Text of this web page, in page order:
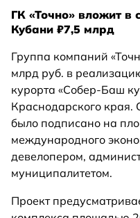
ГК «Точно» вложит в
Кубани ₽7,5 млрд
Группа компаний
млрд руб. в
курорта «Собер-Баш
Краснодарского края.
было подписано на
международного
девелопером,
муниципалитетом.
Проект